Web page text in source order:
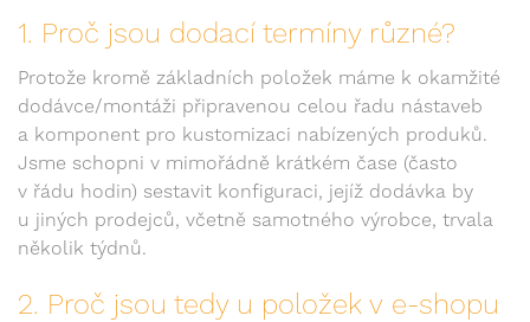
1. Proč jsou dodací termíny různé?
Protože kromě základních položek máme k okamžité
dodávce/montáži připravenou celou řadu nástaveb
a komponent pro kustomizaci nabízených produků.
Jsme schopni v mimořádně krátkém čase (často
v řádu hodin) sestavit konfiguraci, jejíž dodávka by
u jiných prodejců, včetně samotného výrobce, trvala
několik týdnů.
2. Proč jsou tedy u položek v e-shopu